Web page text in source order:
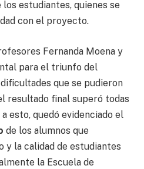
estudiantes, quienes se
con el proyecto.
Fernanda Moena y
para el triunfo del
que se pudieron
resultado final superó todas
esto, quedó evidenciado el
de los alumnos que
y la calidad de estudiantes
la Escuela de